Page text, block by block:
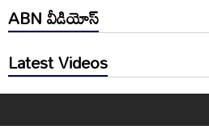
ABN వీడియోస్
Latest Videos